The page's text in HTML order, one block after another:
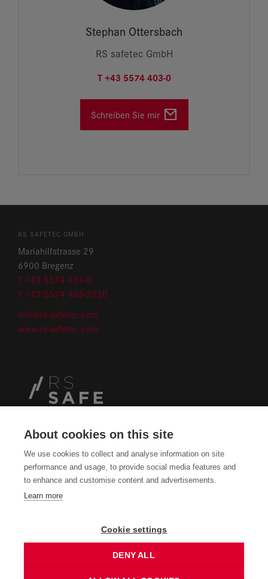
About cookies on this site
We use cookies to collect and analyse information on site
performance and usage, to provide social media features and
to enhance and customise content and advertisements.
Learn more
Cookie settings
DENY ALL
Stephan Ottersbach
RS safetec GmbH
T +43 5574 403-0
Schreiben Sie mir
RS SAFETEC GMBH
Mariahilfstrasse 29
6900 Bregenz
T +43 5574 403-0
F +43 5574 403-2020
info@rs-safetec.com
www.rs-safetec.com
IMPRESSUM